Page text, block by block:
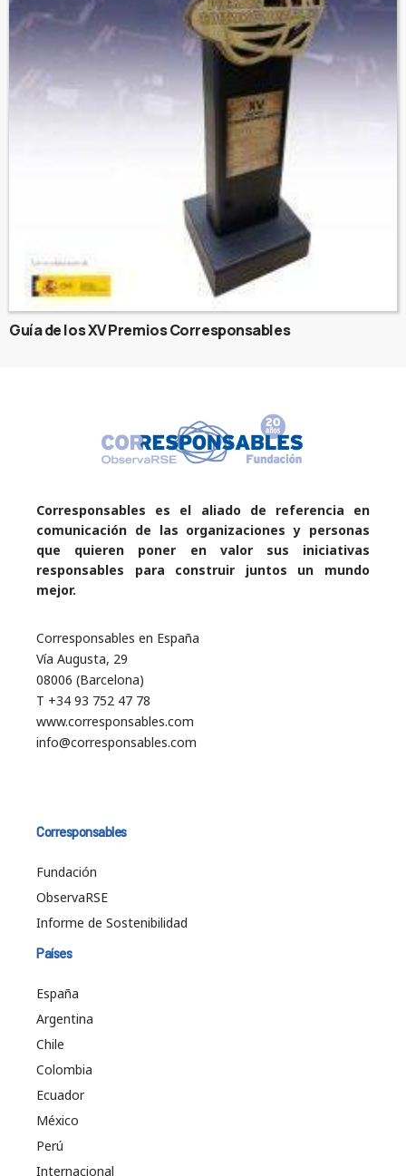
Guía de los XV Premios Corresponsables
Corresponsables es el aliado de referencia en
comunicación de las organizaciones y personas
que quieren poner en valor sus iniciativas
responsables para construir juntos un mundo
mejor.
Corresponsables en España
Vía Augusta, 29
08006 (Barcelona)
T +34 93 752 47 78
www.corresponsables.com
info@corresponsables.com
Corresponsables
Fundación
ObservaRSE
Informe de Sostenibilidad
Países
España
Argentina
Chile
Colombia
Ecuador
México
Perú
Internacional